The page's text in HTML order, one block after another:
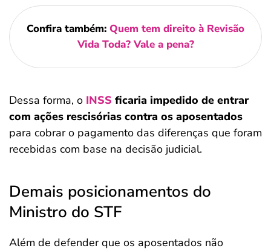
Confira também: Quem tem direito à Revisão
Vida Toda? Vale a pena?
Dessa forma, o INSS ficaria impedido de entrar
com ações rescisórias contra os aposentados
para cobrar o pagamento das diferenças que foram
recebidas com base na decisão judicial.
Demais posicionamentos do
Ministro do STF
Além de defender que os aposentados não